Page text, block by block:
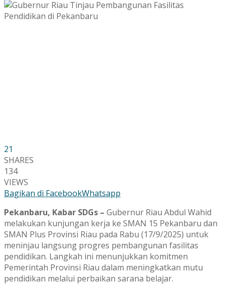
21
SHARES
134
VIEWS
Bagikan di FacebookWhatsapp
Pekanbaru, Kabar SDGs – Gubernur Riau Abdul Wahid
melakukan kunjungan kerja ke SMAN 15 Pekanbaru dan
SMAN Plus Provinsi Riau pada Rabu (17/9/2025) untuk
meninjau langsung progres pembangunan fasilitas
pendidikan. Langkah ini menunjukkan komitmen
Pemerintah Provinsi Riau dalam meningkatkan mutu
pendidikan melalui perbaikan sarana belajar.